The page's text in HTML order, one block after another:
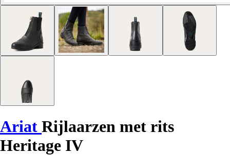
Ariat Rijlaarzen met rits
Heritage IV